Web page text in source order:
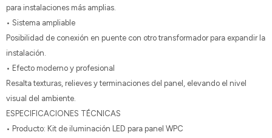
para instalaciones más amplias.
• Sistema ampliable
Posibilidad de conexión en puente con otro transformador para expandir la
instalación.
• Efecto moderno y profesional
Resalta texturas, relieves y terminaciones del panel, elevando el nivel
visual del ambiente.
ESPECIFICACIONES TÉCNICAS
• Producto: Kit de iluminación LED para panel WPC